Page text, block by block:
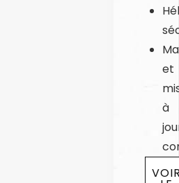
et
à
VOIR